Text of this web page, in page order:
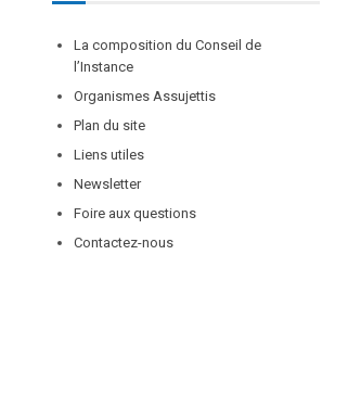
La composition du Conseil de
l’Instance
Organismes Assujettis
Plan du site
Liens utiles
Newsletter
Foire aux questions
Contactez-nous